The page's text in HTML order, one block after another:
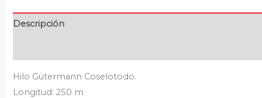
Descripción
Hilo Gütermann Coselotodo.
Longitud: 250 m